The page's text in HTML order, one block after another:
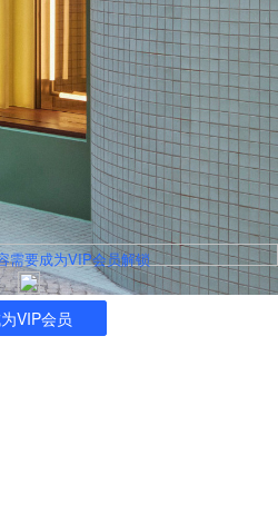
需要成为VIP会员解锁
VIP会员